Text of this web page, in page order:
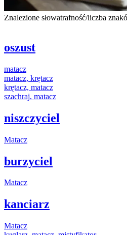
Znalezione słowatrafność/liczba
oszust
matacz
matacz, krętacz
krętacz, matacz
szachraj, matacz
niszczyciel
Matacz
burzyciel
Matacz
kanciarz
Matacz